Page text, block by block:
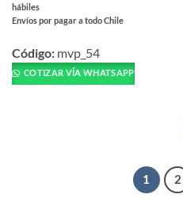
hábiles
Envíos por pagar a todo Chile
producto
tiene
múltiples
Código: mvp_54
COTIZAR VÍA WHATSAPP
1 2